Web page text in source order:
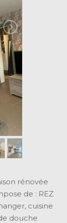
rénovée
de : REZ
cuisine
douche